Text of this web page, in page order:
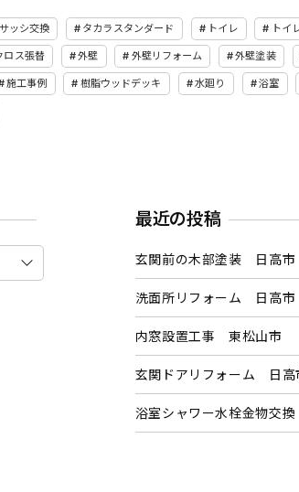
サッシ交換 タカラスタンダード トイレ トイ
ロス張替 外壁 外壁リフォーム 外壁塗装
施工事例 樹脂ウッドデッキ 水廻り 浴室
最近の投稿
玄関前の木部塗装 日高市
洗面所リフォーム 日高市
内窓設置工事 東松山市
玄関ドアリフォーム 日高
浴室シャワー水栓金物交